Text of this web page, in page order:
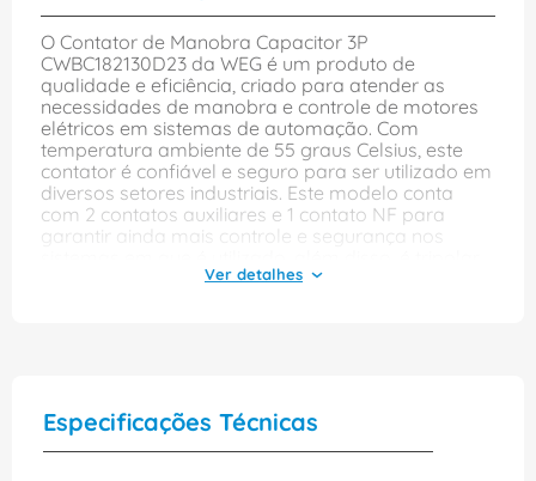
O Contator de Manobra Capacitor 3P
CWBC182130D23 da WEG é um produto de
qualidade e eficiência, criado para atender as
necessidades de manobra e controle de motores
elétricos em sistemas de automação. Com
temperatura ambiente de 55 graus Celsius, este
contator é confiável e seguro para ser utilizado em
diversos setores industriais. Este modelo conta
com 2 contatos auxiliares e 1 contato NF para
garantir ainda mais controle e segurança nos
o que permite que ele desligue os três polos do
empresas que buscam economia e eficiência
energética. Além de ser compacto, o
CWBC182130D23 conta com fixação por parafuso,
Especificações Técnicas